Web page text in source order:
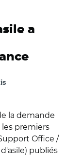
a
la demande
les premiers
Office /
publiés